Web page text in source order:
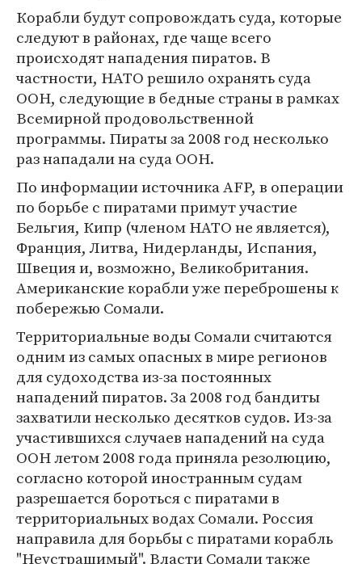
Корабли будут сопровождать суда, которые
следуют в районах, где чаще всего
происходят нападения пиратов. В
частности, НАТО решило охранять суда
ООН, следующие в бедные страны в рамках
Всемирной продовольственной
программы. Пираты за 2008 год несколько
раз нападали на суда ООН.
По информации источника AFP, в операции
по борьбе с пиратами примут участие
Бельгия, Кипр (членом НАТО не является),
Франция, Литва, Нидерланды, Испания,
Швеция и, возможно, Великобритания.
Американские корабли уже переброшены к
побережью Сомали.
Территориальные воды Сомали считаются
одним из самых опасных в мире регионов
для судоходства из-за постоянных
нападений пиратов. За 2008 год бандиты
захватили несколько десятков судов. Из-за
участившихся случаев нападений на суда
ООН летом 2008 года приняла резолюцию,
согласно которой иностранным судам
разрешается бороться с пиратами в
территориальных водах Сомали. Россия
направила для борьбы с пиратами корабль
"Неустрашимый". Власти Сомали также